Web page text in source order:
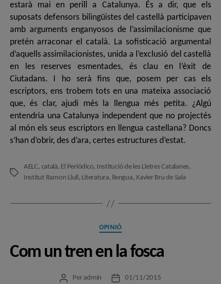
estarà mai en perill a Catalunya. És a dir, que els
suposats defensors bilingüistes del castellà participaven
amb arguments enganyosos de l’assimilacionisme que
pretén arraconar el català. La sofisticació argumental
d’aquells assimilacionistes, unida a l’exclusió del castellà
en les reserves esmentades, és clau en l’èxit de
Ciutadans. I ho serà fins que, posem per cas els
escriptors, ens trobem tots en una mateixa associació
que, és clar, ajudi més la llengua més petita. ¿Algú
entendria una Catalunya independent que no projectés
al món els seus escriptors en llengua castellana? Doncs
s’han d’obrir, des d’ara, certes estructures d’estat.
Etiquetes
AELC, català, El Periódico, Institució de les Lletres Catalanes,
Institut Ramon Llull, Literatura, llengua,Xavier Bru de Sala
Categories
OPINIÓ
Com un tren en la fosca
Autor
Per admin
Data01/11/2015